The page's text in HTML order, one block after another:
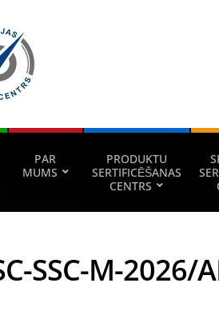
PAR
MUMS
PRODUKTU
SERTIFICĒŠANAS
CENTRS
SSC-M-2026/